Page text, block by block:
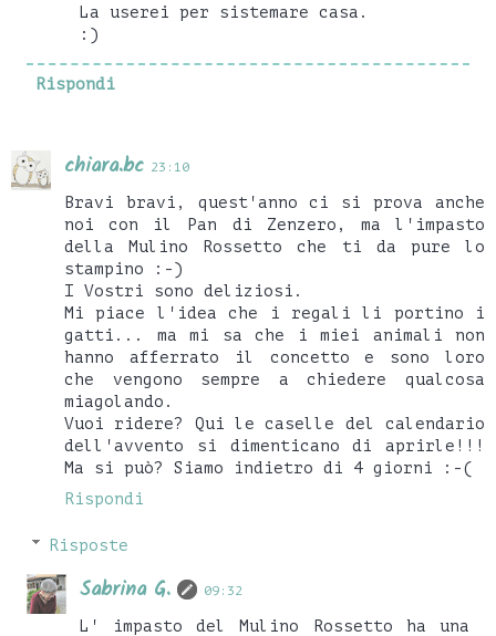
La userei per sistemare casa.
:)
Rispondi
chiara.bc 23:10
Bravi bravi, quest'anno ci si prova anche
noi con il Pan di Zenzero, ma l'impasto
della Mulino Rossetto che ti da pure lo
stampino :-)
I Vostri sono deliziosi.
Mi piace l'idea che i regali li portino i
gatti... ma mi sa che i miei animali non
hanno afferrato il concetto e sono loro
che vengono sempre a chiedere qualcosa
miagolando.
Vuoi ridere? Qui le caselle del calendario
dell'avvento si dimenticano di aprirle!!!
Ma si può? Siamo indietro di 4 giorni :-(
Rispondi
Risposte
Sabrina G. 09:32
L' impasto del Mulino Rossetto ha una